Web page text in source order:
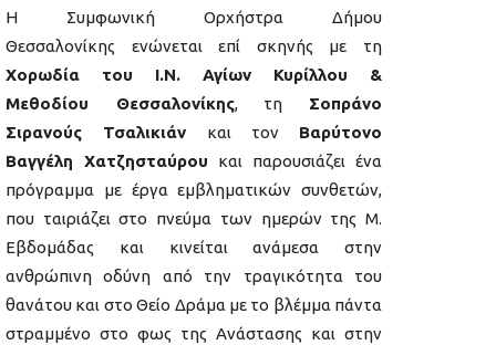
Η Συμφωνική Ορχήστρα Δήμου
Θεσσαλονίκης ενώνεται επί σκηνής με τη
Χορωδία του Ι.Ν. Αγίων Κυρίλλου &
Μεθοδίου Θεσσαλονίκης, τη Σοπράνο
Σιρανούς Τσαλικιάν και τον Bαρύτονο
Βαγγέλη Χατζησταύρου και παρουσιάζει ένα
πρόγραμμα με έργα εμβληματικών συνθετών,
που ταιριάζει στο πνεύμα των ημερών της Μ.
Εβδομάδας και κινείται ανάμεσα στην
ανθρώπινη οδύνη από την τραγικότητα του
θανάτου και στο Θείο Δράμα με το βλέμμα πάντα
στραμμένο στο φως της Ανάστασης και στην